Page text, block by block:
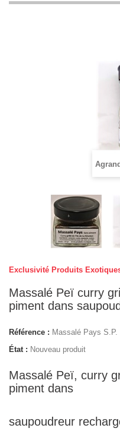
Exclusivité Produits
Massalé Peï curry
piment dans
Référence : Massalé Pays
État : Nouveau produit
Massalé Peï, curry
piment dans
saupoudreur